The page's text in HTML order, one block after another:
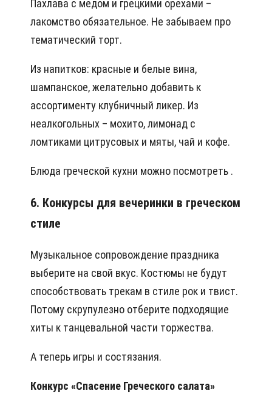
Пахлава с медом и грецкими орехами –
лакомство обязательное. Не забываем про
тематический торт.
Из напитков: красные и белые вина,
шампанское, желательно добавить к
ассортименту клубничный ликер. Из
неалкогольных – мохито, лимонад с
ломтиками цитрусовых и мяты, чай и кофе.
Блюда греческой кухни можно посмотреть .
6. Конкурсы для вечеринки в греческом
стиле
Музыкальное сопровождение праздника
выберите на свой вкус. Костюмы не будут
способствовать трекам в стиле рок и твист.
Потому скрупулезно отберите подходящие
хиты к танцевальной части торжества.
А теперь игры и состязания.
Конкурс «Спасение Греческого салата»